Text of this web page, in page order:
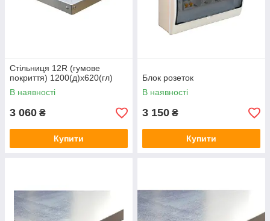
Стільниця 12R (гумове
покриття) 1200(д)х620(гл)
В наявності
3 060 ₴
Купити
Блок розеток
В наявності
3 150 ₴
Купити